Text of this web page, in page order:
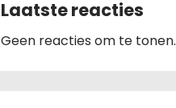
Laatste reacties
Geen reacties om te tonen.